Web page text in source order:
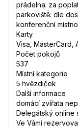
prádelna: za
parkoviště: dle
konferenční
Karty
Visa, MasterCard,
Počet pokojů
537
Místní kategorie
5 hvězdiček
Další informace
domácí zvířata
Delegátský online
Ve Vámi